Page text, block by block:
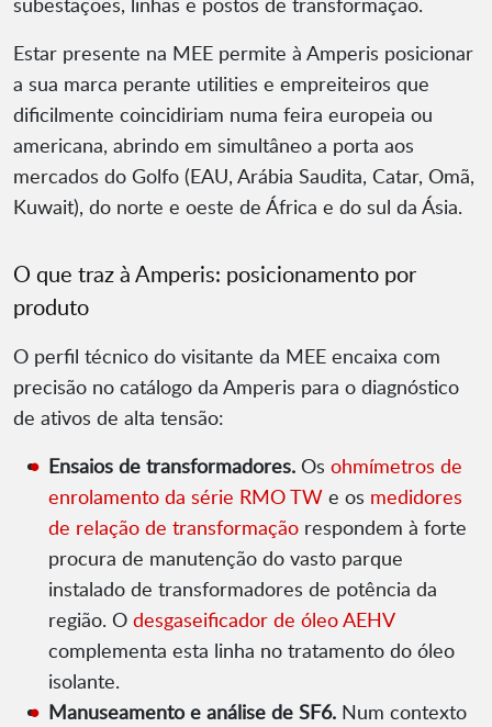
Estar presente na MEE permite à Amperis posicionar
a sua marca perante utilities e empreiteiros que
dificilmente coincidiriam numa feira europeia ou
americana, abrindo em simultâneo a porta aos
mercados do Golfo (EAU, Arábia Saudita, Catar, Omã,
Kuwait), do norte e oeste de África e do sul da Ásia.
O que traz à Amperis: posicionamento por
produto
O perfil técnico do visitante da MEE encaixa com
precisão no catálogo da Amperis para o diagnóstico
de ativos de alta tensão:
Ensaios de transformadores. Os ohmímetros de
enrolamento da série RMO TW e os medidores
de relação de transformação respondem à forte
procura de manutenção do vasto parque
instalado de transformadores de potência da
região. O desgaseificador de óleo AEHV
complementa esta linha no tratamento do óleo
isolante.
Manuseamento e análise de SF6. Num contexto